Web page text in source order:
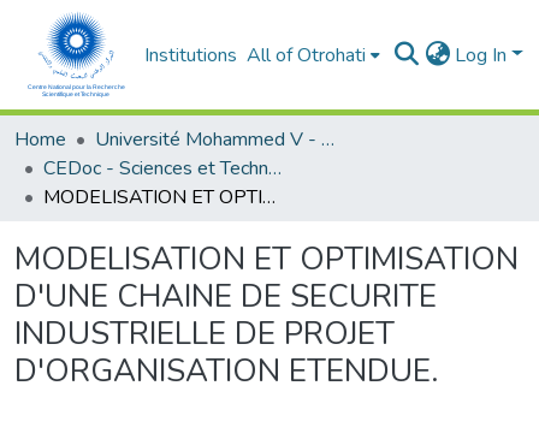
Institutions All of Otrohati Log In
Home
Université Mohammed V - Rabat
CEDoc - Sciences et Techniques pour l’ingénieur
MODELISATION ET OPTIMISATION D'UNE CHAINE DE SECURITE INDUSTRIELLE DE PROJET D'ORGANISATION ETENDUE.
MODELISATION ET OPTIMISATION
D'UNE CHAINE DE SECURITE
INDUSTRIELLE DE PROJET
D'ORGANISATION ETENDUE.